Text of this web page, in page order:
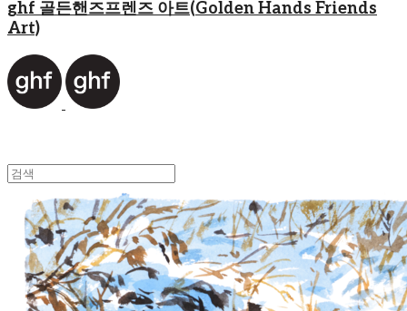
ghf 골든핸즈프렌즈 아트(Golden Hands Friends
Art)